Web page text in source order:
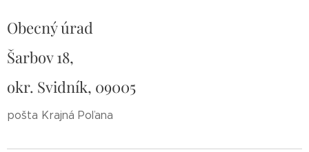
Obecný úrad
Šarbov 18,
okr. Svidník, 09005
pošta Krajná Poľana